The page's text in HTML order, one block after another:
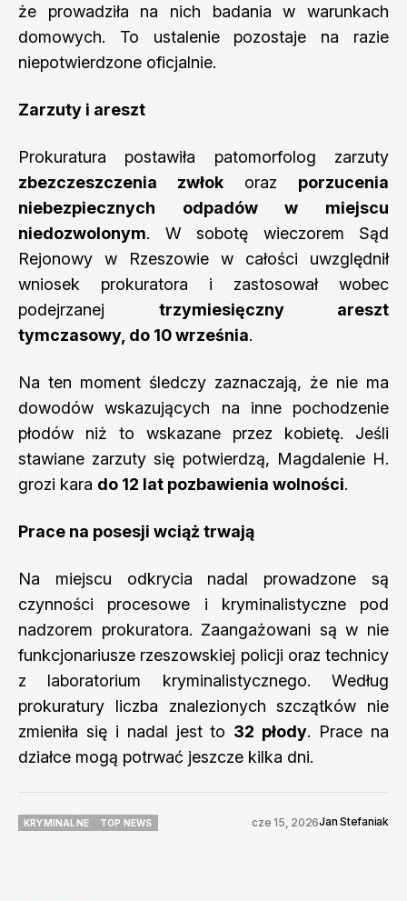
że prowadziła na nich badania w warunkach
domowych. To ustalenie pozostaje na razie
niepotwierdzone oficjalnie.
Zarzuty i areszt
Prokuratura postawiła patomorfolog zarzuty
zbezczeszczenia zwłok oraz porzucenia
niebezpiecznych odpadów w miejscu
niedozwolonym. W sobotę wieczorem Sąd
Rejonowy w Rzeszowie w całości uwzględnił
wniosek prokuratora i zastosował wobec
podejrzanej trzymiesięczny areszt
tymczasowy, do 10 września.
Na ten moment śledczy zaznaczają, że nie ma
dowodów wskazujących na inne pochodzenie
płodów niż to wskazane przez kobietę. Jeśli
stawiane zarzuty się potwierdzą, Magdalenie H.
grozi kara do 12 lat pozbawienia wolności.
Prace na posesji wciąż trwają
Na miejscu odkrycia nadal prowadzone są
czynności procesowe i kryminalistyczne pod
nadzorem prokuratora. Zaangażowani są w nie
funkcjonariusze rzeszowskiej policji oraz technicy
z laboratorium kryminalistycznego. Według
prokuratury liczba znalezionych szczątków nie
zmieniła się i nadal jest to 32 płody. Prace na
działce mogą potrwać jeszcze kilka dni.
KRYMINALNE
TOP NEWS
cze 15, 2026Jan Stefaniak